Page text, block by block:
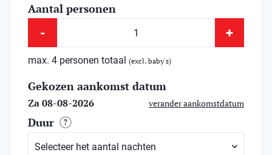
Aantal personen
- +
max. 4 personen totaal (excl. baby's)
Gekozen aankomst datum
Za 08-08-2026 verander aankomstdatum
Duur ?